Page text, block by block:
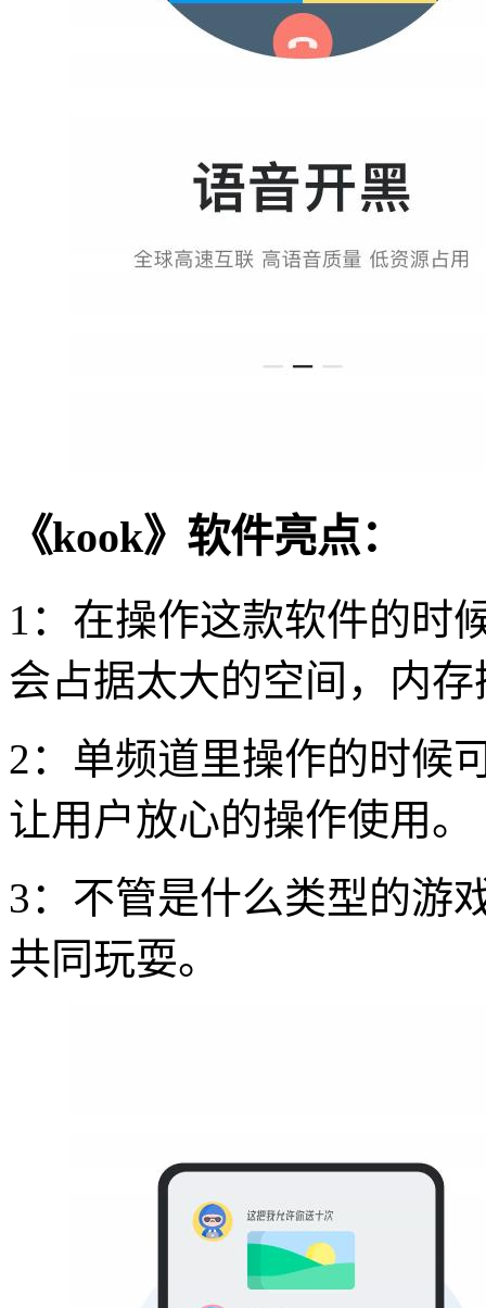
《kook》软件亮点：
1：在操作这款软件的时
会占据太大的空间，内
2：单频道里操作的时候
让用户放心的操作使用。
3：不管是什么类型的游
共同玩耍。